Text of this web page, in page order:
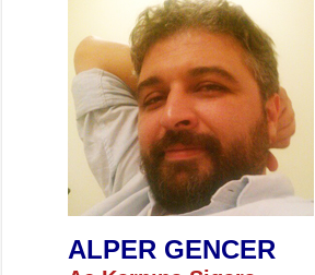
ALPER GENCER